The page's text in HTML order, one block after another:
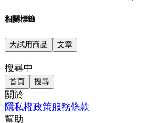
相關標籤
大試用商品 文章
搜尋中
首頁 搜尋
關於
隱私權政策服務條款
幫助